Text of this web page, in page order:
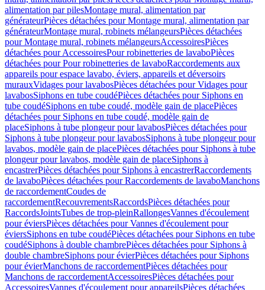
alimentation par pilesMontage mural, alimentation par
générateurPièces détachées pour Montage mural, alimentation par
générateurMontage mural, robinets mélangeursPièces détachées
pour Montage mural, robinets mélangeursAccessoiresPièces
détachées pour AccessoiresPour robinetteries de lavaboPièces
détachées pour Pour robinetteries de lavaboRaccordements aux
appareils pour espace lavabo, éviers, appareils et déversoirs
murauxVidages pour lavabosPièces détachées pour Vidages pour
lavabosSiphons en tube coudéPièces détachées pour Siphons en
tube coudéSiphons en tube coudé, modèle gain de placePièces
détachées pour Siphons en tube coudé, modèle gain de
placeSiphons à tube plongeur pour lavabosPièces détachées pour
Siphons à tube plongeur pour lavabosSiphons à tube plongeur pour
lavabos, modèle gain de placePièces détachées pour Siphons à tube
plongeur pour lavabos, modèle gain de placeSiphons à
encastrerPièces détachées pour Siphons à encastrerRaccordements
de lavaboPièces détachées pour Raccordements de lavaboManchons
de raccordementCoudes de
raccordementRecouvrementsRaccordsPièces détachées pour
RaccordsJointsTubes de trop-pleinRallongesVannes d'écoulement
pour éviersPièces détachées pour Vannes d'écoulement pour
éviersSiphons en tube coudéPièces détachées pour Siphons en tube
coudéSiphons à double chambrePièces détachées pour Siphons à
double chambreSiphons pour évierPièces détachées pour Siphons
pour évierManchons de raccordementPièces détachées pour
Manchons de raccordementAccessoiresPièces détachées pour
AccessoiresVannes d'écoulement pour appareilsPièces détachées